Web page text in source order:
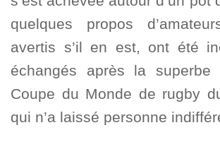
quelques propos
avertis s’il en est, ont été
échangés après la
Coupe du Monde de rugby
qui n’a laissé personne